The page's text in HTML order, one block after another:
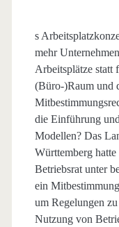
s
mehr
Arbeitsplätze statt
(Büro-)Raum und
die Einführung
Modellen? Das
Württemberg
Betriebsrat unter
ein
um Regelungen
Nutzung von